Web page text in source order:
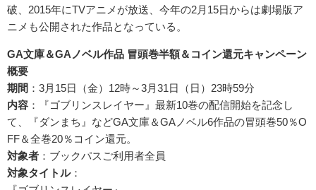
破、2015年にTVアニメが放送、今年の2月15日からは劇場版ア
ニメも公開された作品となっている。
GA文庫＆GA ノベル作品 冒頭巻半額＆コイン還元キャンペーン
概要
期間 ：3月15日（金）12時～3月31日（日）23時59分
内容 ：『ゴブリンスレイヤー』最新10巻の配信開始を記念し
て、『ダンまち』などGA文庫＆GAノベル6作品の冒頭巻50％O
FF＆全巻20％コイン還元。
対象者 ：ブックパスご利用者全員
対象タイトル：